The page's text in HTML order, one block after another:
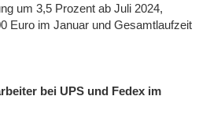
um 3,5 Prozent ab Juli 2024,
Euro im Januar und Gesamtlaufzeit
bei UPS und Fedex im